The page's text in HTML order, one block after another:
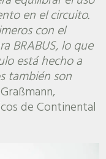
en el circuito.
con el
BRABUS, lo que
está hecho a
también son
de Continental